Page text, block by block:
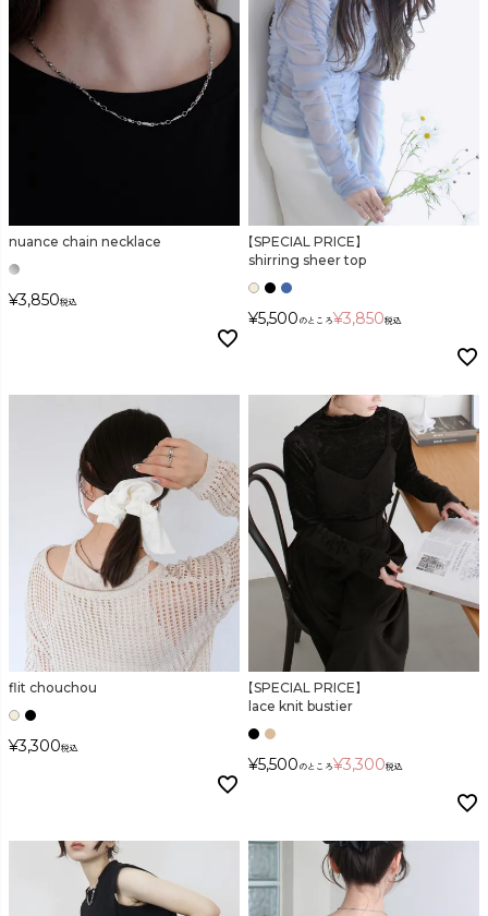
nuance chain necklace
¥3,850税込
【SPECIAL PRICE】
shirring sheer top
¥5,500 のところ¥3,850税込
flit chouchou
¥3,300税込
【SPECIAL PRICE】
lace knit bustier
¥5,500 のところ¥3,300税込